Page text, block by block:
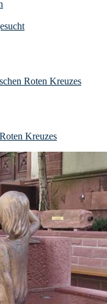
Roten Kreuzes
Kreuzes